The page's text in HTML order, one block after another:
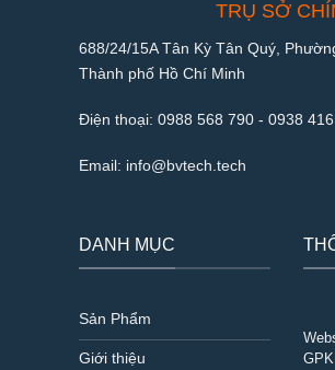
TRỤ SỞ
688/24/15A Tân Kỳ Tân Quý,
Thành phố Hồ Chí Minh
Điện thoại: 0988 568 790 - 0938
Email: info@bvtech.tech
DANH MỤC
Sản Phẩm
Giới thiệu